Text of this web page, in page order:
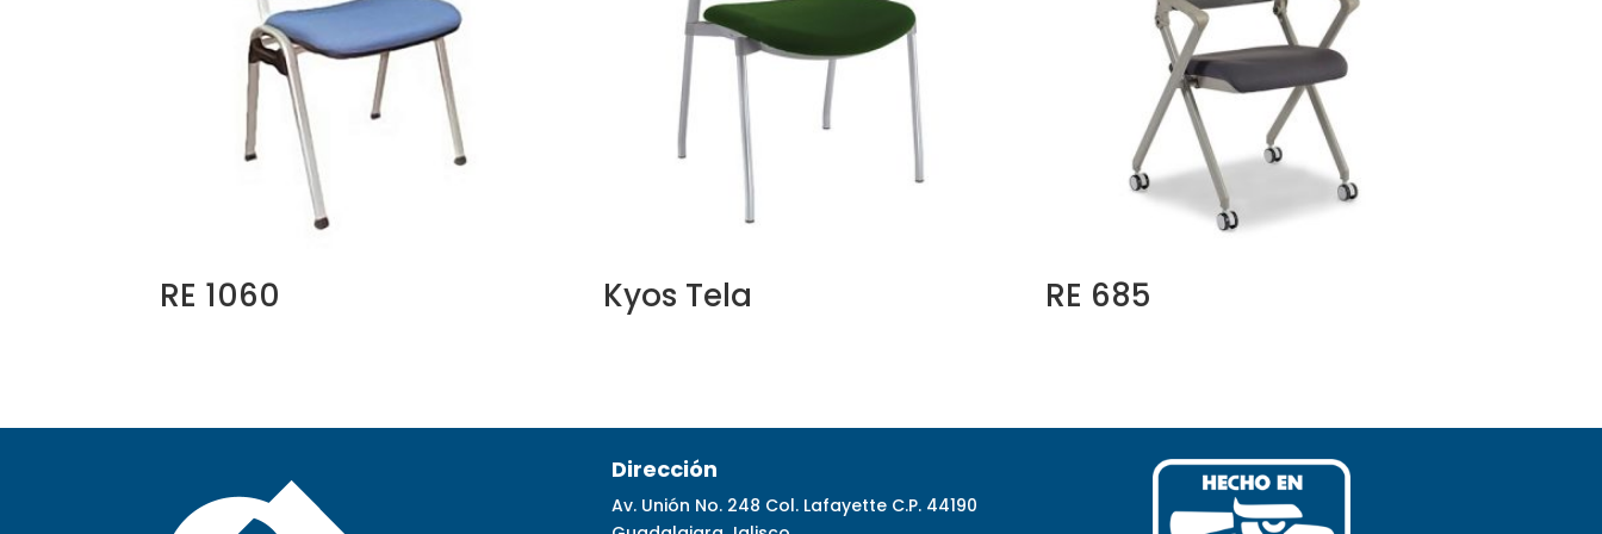
RE 1060 Kyos Tela RE 685
Dirección
Av. Unión No. 248 Col. Lafayette C.P. 44190